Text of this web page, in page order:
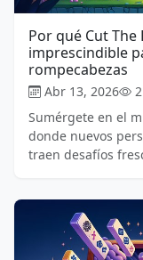
Por qué Cut The
imprescindible
rompecabezas
Abr 13, 2026
Sumérgete en el
donde nuevos
traen desafíos